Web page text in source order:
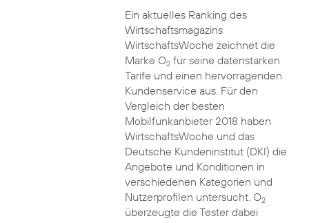
Ein aktuelles Ranking des
Wirtschaftsmagazins
WirtschaftsWoche zeichnet die
Marke O2für seine datenstarken
Tarife und einen hervorragenden
Kundenservice aus. Für den
Vergleich der besten
Mobilfunkanbieter 2018 haben
WirtschaftsWoche und das
Deutsche Kundeninstitut (DKI) die
Angebote und Konditionen in
verschiedenen Kategorien und
Nutzerprofilen untersucht. O2
überzeugte die Tester dabei